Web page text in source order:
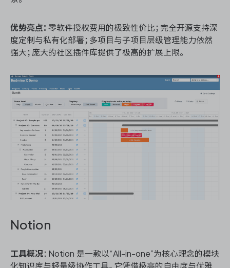
优势亮点： 零软件授权费用的极致性价比；完全开源支持深
度定制与私有化部署；多项目与子项目层级管理能力依然
强大；庞大的社区插件库提供了极高的扩展上限。
Notion
工具概况：Notion 是一款以“All-in-one”为核心理念的模块
化知识库与轻量级协作工具。它凭借极高的自由度与优雅